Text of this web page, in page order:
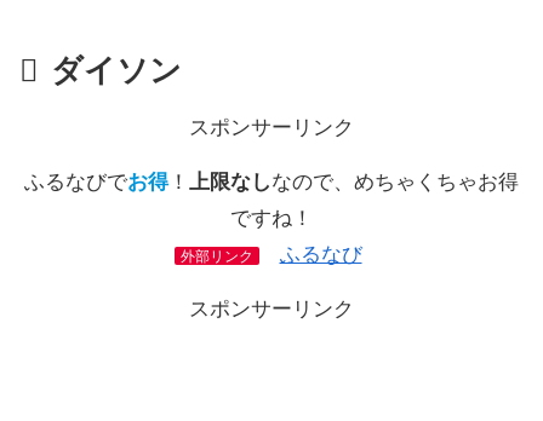
ダイソン
スポンサーリンク
ふるなびでお得！ 上限なしなので、めちゃくちゃお得
ですね！
外部リンク ふるなび
スポンサーリンク